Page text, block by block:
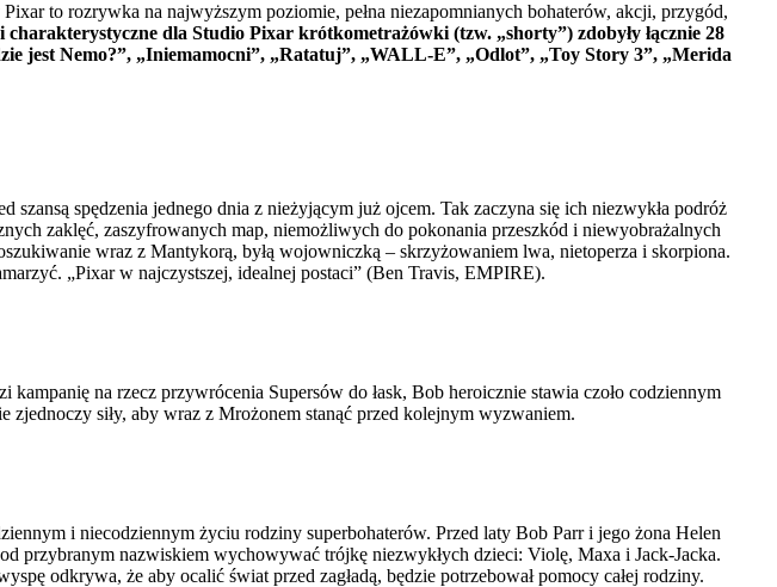
to rozrywka na najwyższym poziomie, pełna niezapomnianych bohaterów, akcji, przygód,
dla Studio Pixar krótkometrażówki (tzw. „shorty”) zdobyły łącznie 28
jest Nemo?”, „Iniemamocni”, „Ratatuj”, „WALL-E”, „Odlot”, „Toy Story 3”, „Merida
spędzenia jednego dnia z nieżyjącym już ojcem. Tak zaczyna się ich niezwykła podróż
zaklęć, zaszyfrowanych map, niemożliwych do pokonania przeszkód i niewyobrażalnych
wraz z Mantykorą, byłą wojowniczką – skrzyżowaniem lwa, nietoperza i skorpiona.
„Pixar w najczystszej, idealnej postaci” (Ben Travis, EMPIRE).
na rzecz przywrócenia Supersów do łask, Bob heroicznie stawia czoło codziennym
siły, aby wraz z Mrożonem stanąć przed kolejnym wyzwaniem.
i niecodziennym życiu rodziny superbohaterów. Przed laty Bob Parr i jego żona Helen
przybranym nazwiskiem wychowywać trójkę niezwykłych dzieci: Violę, Maxa i Jack-Jacka.
odkrywa, że aby ocalić świat przed zagładą, będzie potrzebował pomocy całej rodziny.